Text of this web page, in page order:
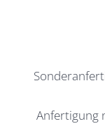
Anfertigung